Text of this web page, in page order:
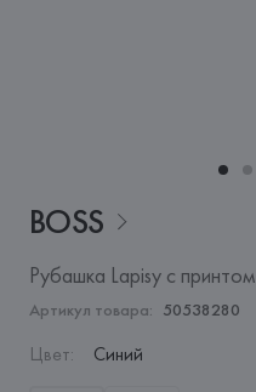
BOSS
Рубашка Lapisy с принтом
Артикул товара: 50538280
Цвет: Синий